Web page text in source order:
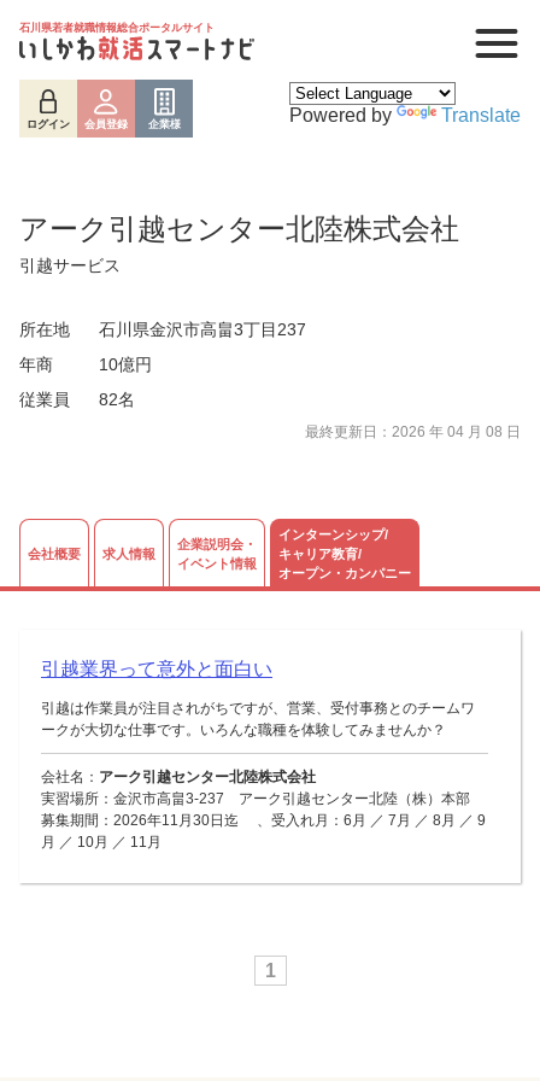
石川県若者就職情報総合ポータルサイト
ログイン 会員登録 企業様 Powered by Translate
アーク引越センター北陸株式会社
引越サービス
所在地
石川県金沢市高畠3丁目237
年商
10億円
従業員
82名
最終更新日：2026 年 04 月 08 日
会社概要 求人情報
企業説明会・
イベント情報
インターンシップ/
キャリア教育/
オープン・カンパニー
引越業界って意外と面白い
引越は作業員が注目されがちですが、営業、受付事務とのチームワ
ークが大切な仕事です。いろんな職種を体験してみませんか？
会社名： アーク引越センター北陸株式会社
実習場所：金沢市高畠3-237 アーク引越センター北陸（株）本部
募集期間：2026年11月30日迄 、受入れ月：6月 ／ 7月 ／ 8月 ／ 9
月 ／ 10月 ／ 11月
1